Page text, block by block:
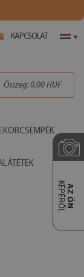
KAPCSOLAT ▾
Összeg: 0,00 HUF
AZ ÖN
KÉPÉRŐL